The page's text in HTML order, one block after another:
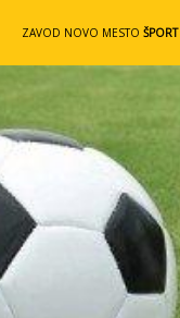
ZAVOD NOVO MESTO ŠPORT